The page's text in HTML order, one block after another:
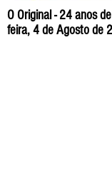
O Original - 24 anos
feira, 4 de Agosto de